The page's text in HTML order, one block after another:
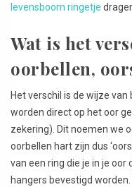
levensboom ringetje
Wat is het
oorbellen,
Het verschil is de wijze
worden direct op het oor
zekering). Dit noemen we
oorbellen hart zijn dus
van een ring die je in je
hangers bevestigd